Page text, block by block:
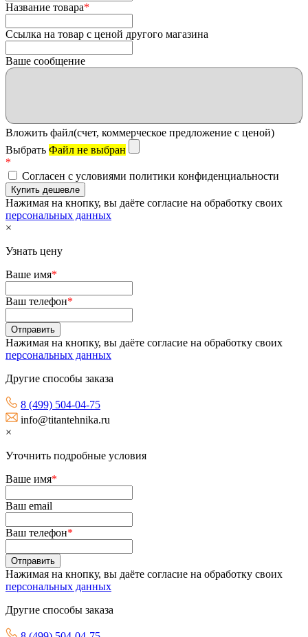
Название товара*
Ссылка на товар с ценой другого магазина
Ваше сообщение
Вложить файл(счет, коммерческое предложение с ценой)
Выбрать Файл не выбран
*
Согласен с условиями политики конфиденциальности
Нажимая на кнопку, вы даёте согласие на обработку своих
персональных данных
×
Узнать цену
Ваше имя*
Ваш телефон*
Нажимая на кнопку, вы даёте согласие на обработку своих
персональных данных
Другие способы заказа
8 (499) 504-04-75
info@titantehnika.ru
×
Уточнить подробные условия
Ваше имя*
Ваш email
Ваш телефон*
Нажимая на кнопку, вы даёте согласие на обработку своих
персональных данных
Другие способы заказа